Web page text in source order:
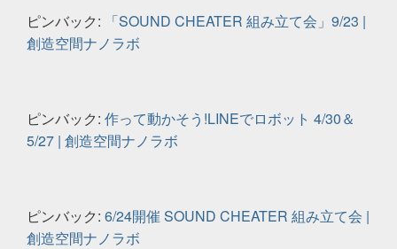
ピンバック:
「SOUND CHEATER 組み立て会」9/23 |
創造空間ナノラボ
ピンバック: 作って動かそう!LINEでロボット 4/30＆
5/27 | 創造空間ナノラボ
ピンバック: 6/24開催 SOUND CHEATER 組み立て会 |
創造空間ナノラボ